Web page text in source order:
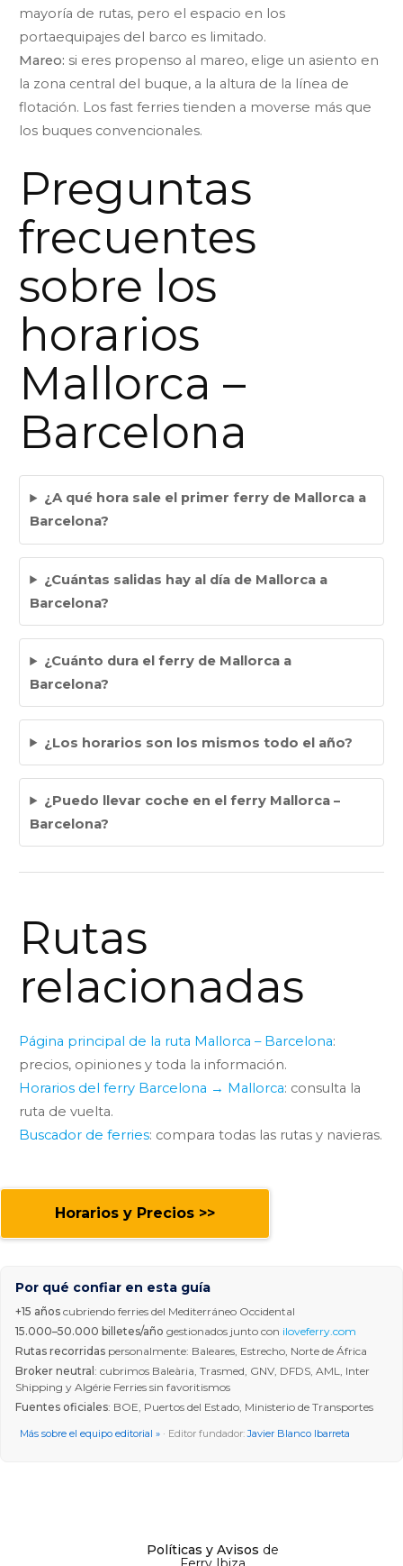
mayoría de rutas, pero el espacio en los
portaequipajes del barco es limitado.
Mareo: si eres propenso al mareo, elige un asiento en
la zona central del buque, a la altura de la línea de
flotación. Los fast ferries tienden a moverse más que
los buques convencionales.
Preguntas
frecuentes
sobre los
horarios
Mallorca –
Barcelona
¿A qué hora sale el primer ferry de Mallorca a
Barcelona?
¿Cuántas salidas hay al día de Mallorca a
Barcelona?
¿Cuánto dura el ferry de Mallorca a
Barcelona?
¿Los horarios son los mismos todo el año?
¿Puedo llevar coche en el ferry Mallorca –
Barcelona?
Rutas
relacionadas
Página principal de la ruta Mallorca – Barcelona:
precios, opiniones y toda la información.
Horarios del ferry Barcelona → Mallorca: consulta la
ruta de vuelta.
Buscador de ferries: compara todas las rutas y navieras.
Horarios y Precios >>
Por qué confiar en esta guía
+15 años cubriendo ferries del Mediterráneo Occidental
15.000–50.000 billetes/año gestionados junto con iloveferry.com
Rutas recorridas personalmente: Baleares, Estrecho, Norte de África
Broker neutral: cubrimos Baleària, Trasmed, GNV, DFDS, AML, Inter
Shipping y Algérie Ferries sin favoritismos
Fuentes oficiales: BOE, Puertos del Estado, Ministerio de Transportes
Más sobre el equipo editorial » · Editor fundador:Javier Blanco Ibarreta
Políticas y Avisos de